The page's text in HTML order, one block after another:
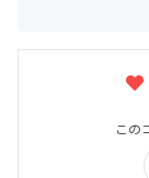
この